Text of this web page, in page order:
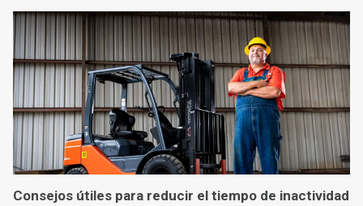
Consejos útiles para reducir el tiempo de inactividad